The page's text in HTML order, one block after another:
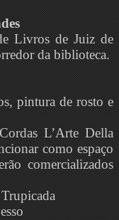
Livros de Juiz de
da biblioteca.
pintura de rosto e
L’Arte Della
como espaço
comercializados